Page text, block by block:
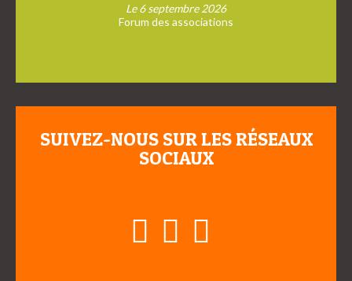
Le 6 septembre 2026
Forum des associations
SUIVEZ-NOUS SUR LES RÉSEAUX
SOCIAUX